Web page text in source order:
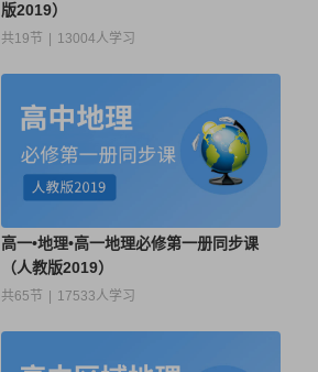
版2019）
共19节 13004人学习
高一•地理•高一地理必修第一册同步课
（人教版2019）
共65节 17533人学习